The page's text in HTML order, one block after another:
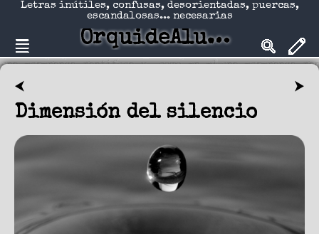
Letras inútiles, confusas, desorientadas, puercas,
escandalosas... necesarias
OrquideAlucinadA
⮜ ⮞
Dimensión del silencio